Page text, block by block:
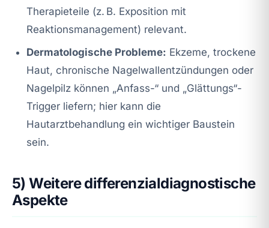
Therapieteile (z. B. Exposition mit
Reaktionsmanagement) relevant.
Dermatologische Probleme: Ekzeme, trockene
Haut, chronische Nagelwallentzündungen oder
Nagelpilz können „Anfass-“ und „Glättungs“-
Trigger liefern; hier kann die
Hautarztbehandlung ein wichtiger Baustein
sein.
5) Weitere differenzialdiagnostische
Aspekte